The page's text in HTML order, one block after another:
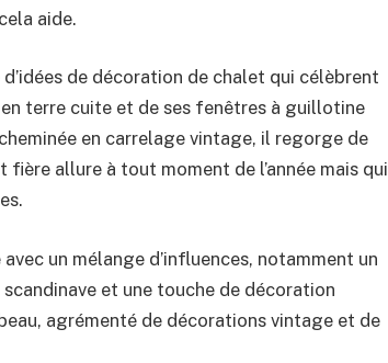
aide.
de décoration de chalet qui célèbrent
terre cuite et de ses fenêtres à guillotine
en carrelage vintage, il regorge de
allure à tout moment de l’année mais qui
un mélange d’influences, notamment un
et une touche de décoration
agrémenté de décorations vintage et de